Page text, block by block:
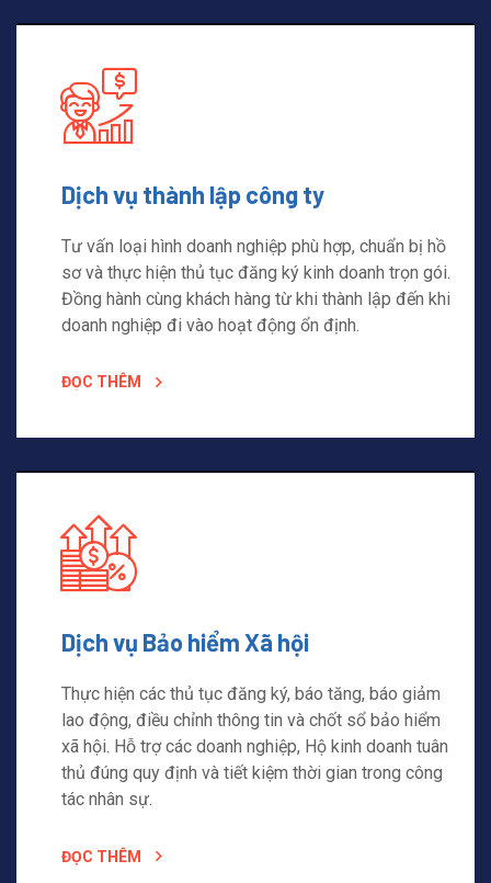
Dịch vụ thành lập công ty
Tư vấn loại hình doanh nghiệp phù hợp, chuẩn bị hồ
sơ và thực hiện thủ tục đăng ký kinh doanh trọn gói.
Đồng hành cùng khách hàng từ khi thành lập đến khi
doanh nghiệp đi vào hoạt động ổn định.
ĐỌC THÊM
Dịch vụ Bảo hiểm Xã hội
Thực hiện các thủ tục đăng ký, báo tăng, báo giảm
lao động, điều chỉnh thông tin và chốt sổ bảo hiểm
xã hội. Hỗ trợ các doanh nghiệp, Hộ kinh doanh tuân
thủ đúng quy định và tiết kiệm thời gian trong công
tác nhân sự.
ĐỌC THÊM